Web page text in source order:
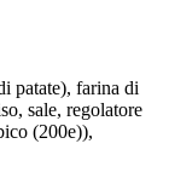
patate), farina di
sale, regolatore
(200e)),